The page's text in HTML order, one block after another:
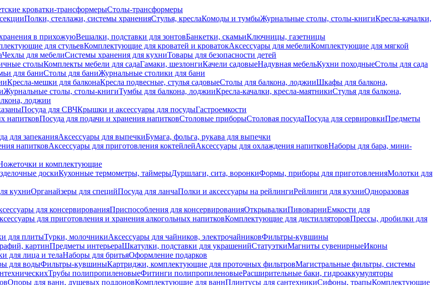
кроватки-трансформерыСтолы-трансформеры
Полки, стеллажи, системы храненияСтулья, креслаКомоды и тумбыЖурнальные столы, столы-книгиКресла-качалки,
в прихожуюВешалки, подставки для зонтовБанкетки, скамьиКлючницы, газетницы
для стульевКомплектующие для кроватей и кроватокАксессуары для мебелиКомплектующие для мягкой
Чехлы для мебелиСистемы хранения для кухниТовары для безопасности детей
столыКомплекты мебели для садаГамаки, шезлонгиКачели садовыеНадувная мебельКухни походныеСтолы для сада
для баниСтолы для баниЖурнальные столики для бани
Кресла-мешки для балконаКресла подвесные, стулья садовыеСтолы для балкона, лоджииШкафы для балкона,
Журнальные столы, столы-книгиТумбы для балкона, лоджииКресла-качалки, кресла-маятникиСтулья для балкона,
лоджии
Посуда для СВЧКрышки и аксессуары для посудыГастроемкости
напитковПосуда для подачи и хранения напитковСтоловые приборыСтоловая посудаПосуда для сервировкиПредметы
для запеканияАксессуары для выпечкиБумага, фольга, рукава для выпечки
напитковАксессуары для приготовления коктейлейАксессуары для охлаждения напитковНаборы для бара, мини-
и комплектующие
доскиКухонные термометры, таймерыДуршлаги, сита, воронкиФормы, приборы для приготовленияМолотки для
кухниОрганайзеры для специйПосуда для ланчаПолки и аксессуары на рейлингиРейлинги для кухниОдноразовая
для консервированияПриспособления для консервированияОткрывалкиПивоварниЕмкости для
для приготовления и хранения алкогольных напитковКомплектующие для дистилляторовПрессы, дробилки для
для плитыТурки, молочникиАксессуары для чайников, электрочайниковФильтры-кувшины
картинПредметы интерьераШкатулки, подставки для украшенийСтатуэткиМагниты сувенирныеИконы
для лица и телаНаборы для бритьяОформление подарков
для водыФильтры-кувшиныКартриджи, комплектующие для проточных фильтровМагистральные фильтры, системы
Трубы полипропиленовыеФитинги полипропиленовыеРасширительные баки, гидроаккумуляторы
Опоры для ванн, душевых поддоновКомплектующие для ваннПлинтусы для сантехникиСифоны, трапыКомплектующие